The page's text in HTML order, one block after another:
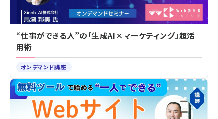
“仕事ができる人”の「生成AI×マーケティング」超活
用術
オンデマンド講座